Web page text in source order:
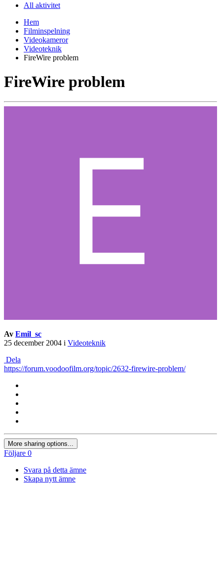
All aktivitet
Hem
Filminspelning
Videokameror
Videoteknik
FireWire problem
FireWire problem
Av Emil_sc
25 december 2004 i Videoteknik
Dela
https://forum.voodoofilm.org/topic/2632-firewire-problem/
More sharing options...
Följare 0
Svara på detta ämne
Skapa nytt ämne